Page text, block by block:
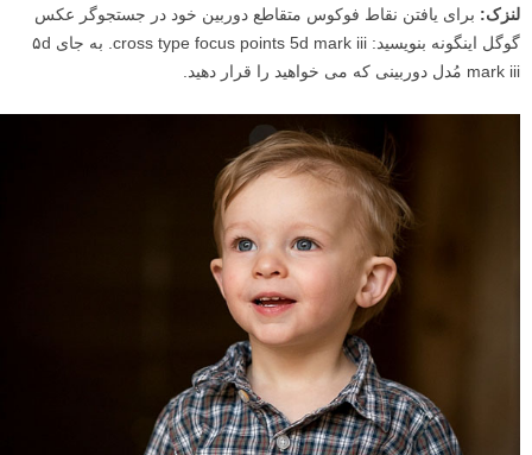
لنزک: برای یافتن نقاط فوکوس متقاطع دوربین خود در جستجوگر عکس
گوگل اینگونه بنویسید: cross type focus points 5d mark iii. به جای ۵d
mark iii مُدل دوربینی که می خواهید را قرار دهید.